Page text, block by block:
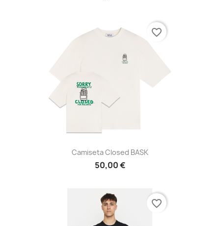
Camiseta Closed BASK
50,00 €
favorite_border
favorite_border